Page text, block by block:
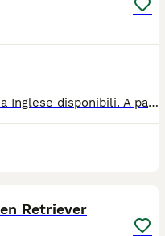
Cuccioli di Golden Retriever linea Inglese disponibili. A partire dal 15 di giugno. Genitori esenti displasia anche e gomiti (lettura ufficiale FSA), test genetici, visibili in allevamento. I cuccioli verranno consegnati con microchip, vaccinazione, libretto sanitario, sverminati, puppy kit e pedigree.
Retriever